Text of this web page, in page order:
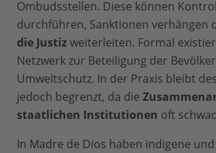
Ombudsstellen. Diese können
durchführen, Sanktionen verhängen
die Justizweiterleiten. Formal
Netzwerk zur Beteiligung der
Umweltschutz. In der Praxis bleibt
jedoch begrenzt, da die
staatlichen Institutionen oft
In Madre de Dios haben indigene und